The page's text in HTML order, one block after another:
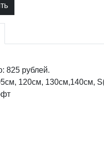
825 рублей.
120см, 130см,140см,